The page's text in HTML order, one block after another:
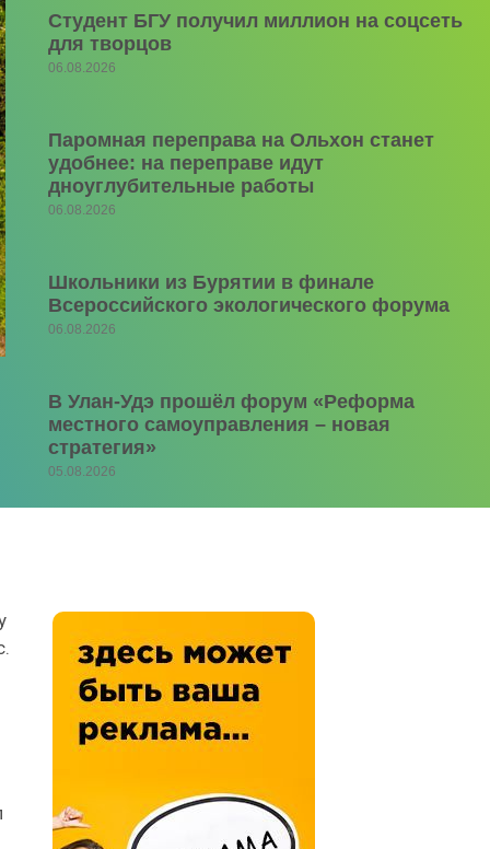
Студент БГУ получил миллион на соцсеть
для творцов
06.08.2026
Паромная переправа на Ольхон станет
удобнее: на переправе идут
дноуглубительные работы
06.08.2026
Школьники из Бурятии в финале
Всероссийского экологического форума
06.08.2026
В Улан-Удэ прошёл форум «Реформа
местного самоуправления – новая
стратегия»
05.08.2026